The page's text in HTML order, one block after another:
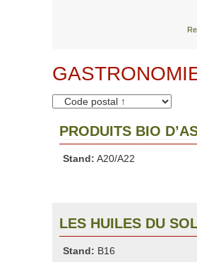
PRODUITS BIO
Stand: A20/A22
LES HUILES DU
Stand: B16